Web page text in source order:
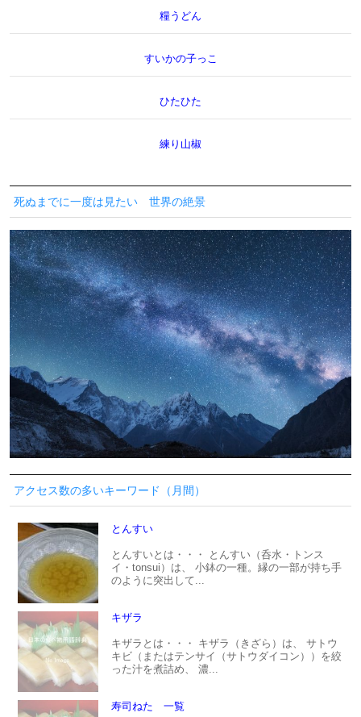
糧うどん
すいかの子っこ
ひたひた
練り山椒
死ぬまでに一度は見たい 世界の絶景
アクセス数の多いキーワード（月間）
とんすい
とんすいとは・・・ とんすい（呑水・トンス
イ・tonsui）は、 小鉢の一種。縁の一部が持ち手
のように突出して...
キザラ
キザラとは・・・ キザラ（きざら）は、 サトウ
キビ（またはテンサイ（サトウダイコン））を絞
った汁を煮詰め、 濃...
寿司ねた 一覧